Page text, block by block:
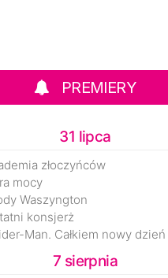
PREMIERY
31 lipca
złoczyńców
mocy
Waszyngton
konsjerż
Man. Całkiem nowy dzień
7 sierpnia